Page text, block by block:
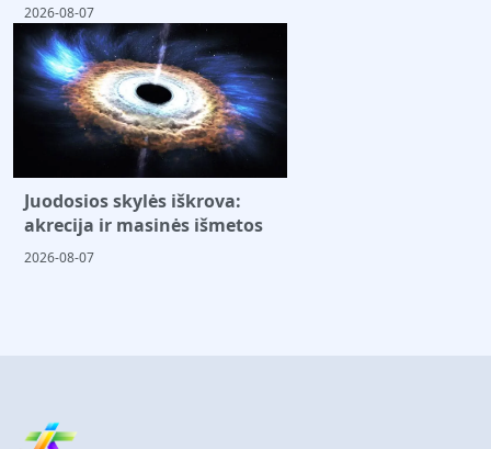
2026-08-07
Juodosios skylės iškrova:
akrecija ir masinės išmetos
2026-08-07